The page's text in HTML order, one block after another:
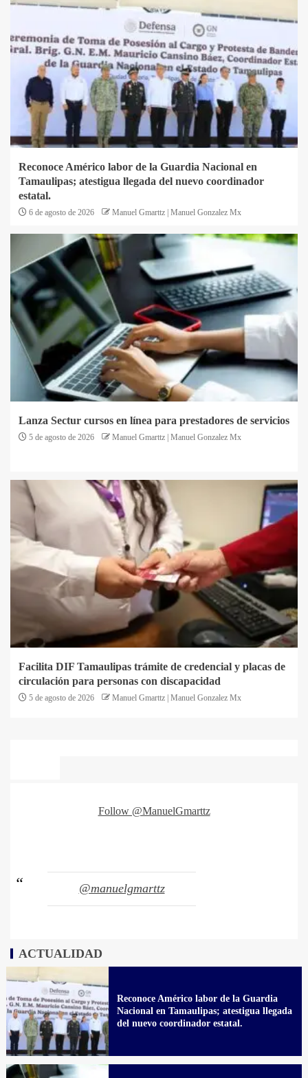
Reconoce Américo labor de la Guardia Nacional en
Tamaulipas; atestigua llegada del nuevo coordinador
estatal.
6 de agosto de 2026 Manuel Gmarttz | Manuel Gonzalez Mx
Lanza Sectur cursos en línea para prestadores de servicios
5 de agosto de 2026 Manuel Gmarttz | Manuel Gonzalez Mx
Facilita DIF Tamaulipas trámite de credencial y placas de
circulación para personas con discapacidad
5 de agosto de 2026 Manuel Gmarttz | Manuel Gonzalez Mx
Follow @ManuelGmarttz
@manuelgmarttz
ACTUALIDAD
Reconoce Américo labor de la Guardia
Nacional en Tamaulipas; atestigua llegada
del nuevo coordinador estatal.